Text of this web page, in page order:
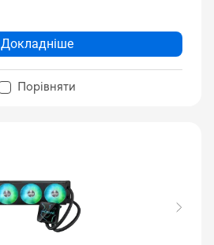
Докладніше
Порівняти